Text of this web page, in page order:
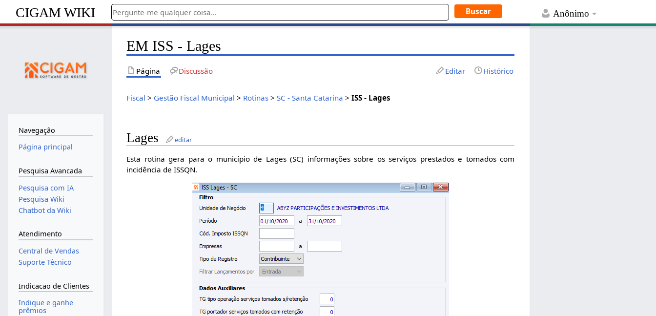
Anônimo
CIGAM WIKI
EM ISS - Lages
Página Discussão Editar Histórico
Fiscal > Gestão Fiscal Municipal > Rotinas >SC - Santa Catarina >ISS - Lages
Lages editar
Esta rotina gera para o município de Lages (SC) informações sobre os serviços prestados e tomados com
incidência de ISSQN.
Navegação
Página principal
Pesquisa Avancada
Pesquisa com IA
Pesquisa Wiki
Chatbot da Wiki
Atendimento
Central de Vendas
Suporte Técnico
Indicacao de Clientes
Indique e ganhe
prêmios